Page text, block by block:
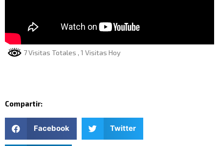
7 Visitas Totales , 1 Visitas Hoy
Compartir:
Facebook Twitter